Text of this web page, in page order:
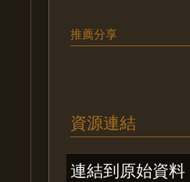
推薦分享
資源連結
連結到原始資料